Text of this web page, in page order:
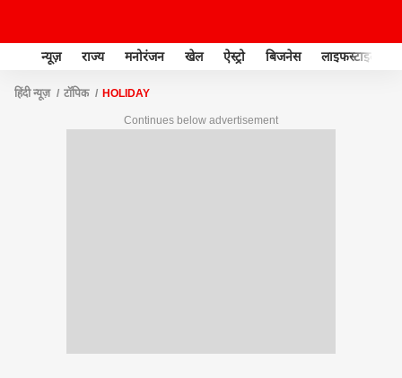
न्यूज़ राज्य मनोरंजन खेल ऐस्ट्रो बिजनेस लाइफस्टाइल
हिंदी न्यूज़ टॉपिक HOLIDAY
Continues below advertisement